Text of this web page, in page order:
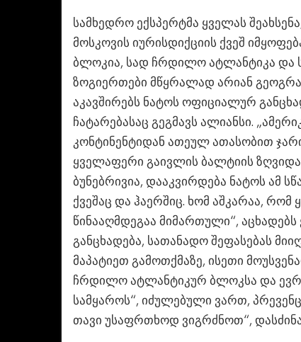
სამხედრო ექსპერტმა ყველას
მოსკოვის იურისდიქციის ქვეშ
ბლოკია, სად ჩრდილო ატლანტიკა და
ზოგიერთები მწყრალად არიან
აკავშირებს ნატოს ოფიციალურ
ჩატარებასაც გეგმავს ალიანსი.
კონტინენტიდან ათეულ ათასობით
ყველაფერი გაივლის ბალტიის
ბუნებრივია, დააკვირდება ნატოს ამ
ქვეშაც და ჰაერშიც. ხომ აშკარაა, რომ
წინააღმდეგაა მიმართული“,
განცხადება, სათანადო შეფასებას
მაპატიეთ გამოთქმაზე, ისეთი
ჩრდილო ატლანტიკურ ბლოკსა და
სამყაროს“, იძულებული ვართ,
თავი უსაფრთხოდ ვიგრძნოთ“,